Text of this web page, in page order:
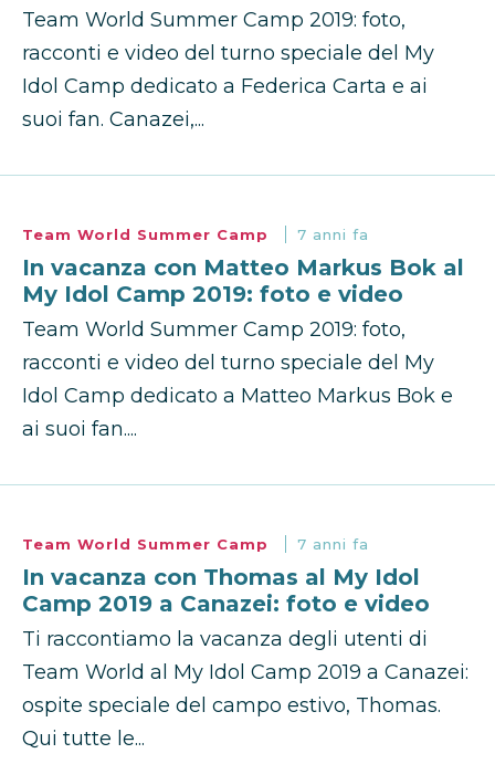
Team World Summer Camp 2019: foto,
racconti e video del turno speciale del My
Idol Camp dedicato a Federica Carta e ai
suoi fan. Canazei,...
Team World Summer Camp 7 anni fa
In vacanza con Matteo Markus Bok al
My Idol Camp 2019: foto e video
Team World Summer Camp 2019: foto,
racconti e video del turno speciale del My
Idol Camp dedicato a Matteo Markus Bok e
ai suoi fan....
Team World Summer Camp 7 anni fa
In vacanza con Thomas al My Idol
Camp 2019 a Canazei: foto e video
Ti raccontiamo la vacanza degli utenti di
Team World al My Idol Camp 2019 a Canazei:
ospite speciale del campo estivo, Thomas.
Qui tutte le...